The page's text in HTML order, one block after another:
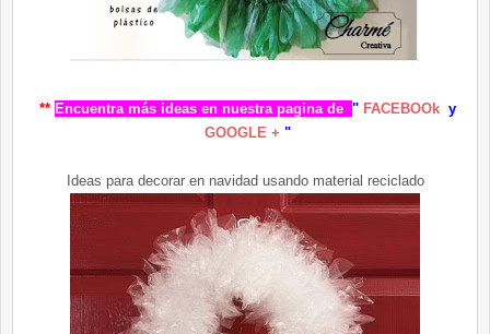
** Encuentra más ideas en nuestra pagina de " FACEBOOk y
GOOGLE + "
Ideas para decorar en navidad usando material reciclado